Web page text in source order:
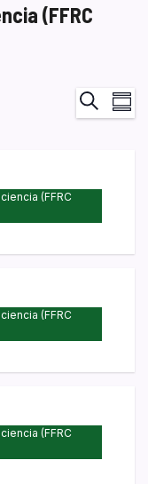
(FFRC
Որոնում
(FFRC
(FFRC
(FFRC